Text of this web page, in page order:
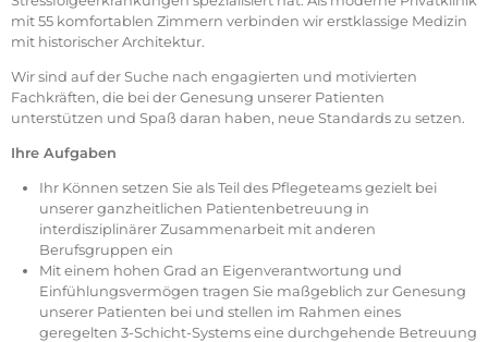
mit 55 komfortablen Zimmern verbinden wir erstklassige Medizin
mit historischer Architektur.
Wir sind auf der Suche nach engagierten und motivierten
Fachkräften, die bei der Genesung unserer Patienten
unterstützen und Spaß daran haben, neue Standards zu setzen.
Ihre Aufgaben
Ihr Können setzen Sie als Teil des Pflegeteams gezielt bei
unserer ganzheitlichen Patientenbetreuung in
interdisziplinärer Zusammenarbeit mit anderen
Berufsgruppen ein
Mit einem hohen Grad an Eigenverantwortung und
Einfühlungsvermögen tragen Sie maßgeblich zur Genesung
unserer Patienten bei und stellen im Rahmen eines
geregelten 3-Schicht-Systems eine durchgehende Betreuung